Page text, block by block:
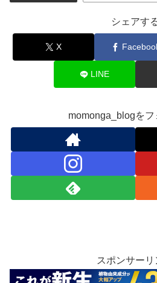
シェアす
X
LINE
momonga_blogをフ
スポンサーリ